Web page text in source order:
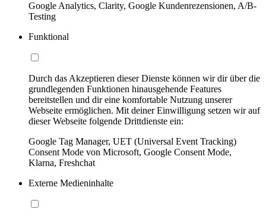
Google Analytics, Clarity, Google Kundenrezensionen, A/B-
Testing
Funktional
Durch das Akzeptieren dieser Dienste können wir dir über die
grundlegenden Funktionen hinausgehende Features
bereitstellen und dir eine komfortable Nutzung unserer
Webseite ermöglichen. Mit deiner Einwilligung setzen wir auf
dieser Webseite folgende Drittdienste ein:
Google Tag Manager, UET (Universal Event Tracking)
Consent Mode von Microsoft, Google Consent Mode,
Klarna, Freshchat
Externe Medieninhalte